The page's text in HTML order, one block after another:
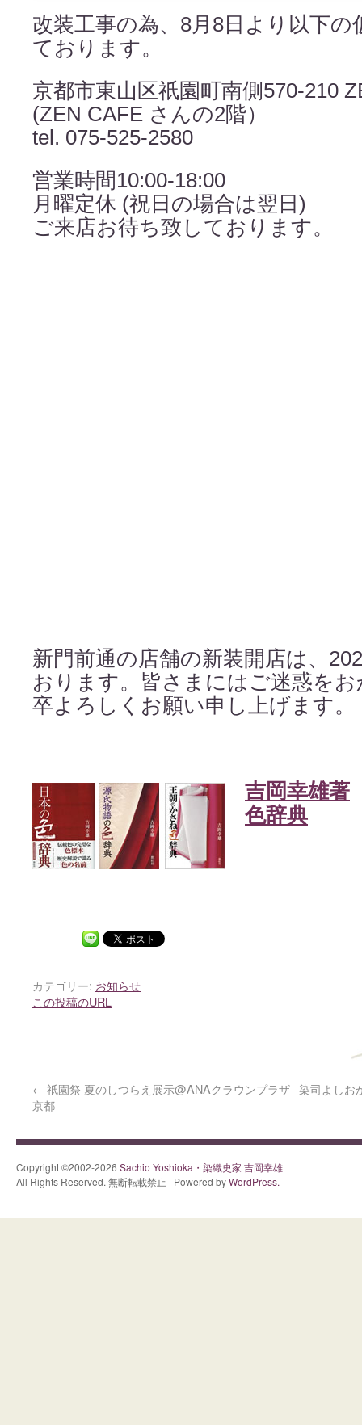
改装工事の為、8月8日より以下の
ております。
京都市東山区祇園町南側570-210
(ZEN CAFE さんの2階）
tel. 075-525-2580
営業時間10:00-18:00
月曜定休 (祝日の場合は翌日)
ご来店お待ち致しております。
新門前通の店舗の新装開店は、
おります。皆さまにはご迷惑を
卒よろしくお願い申し上げます。
吉岡幸雄著
色辞典
カテゴリー: お知らせ
この投稿のURL
← 祇園祭 夏のしつらえ展示@ANAクラウンプラザ
京都
染司よしお
Copyright ©2002-2026 Sachio Yoshioka・染織史家 吉岡幸雄
All Rights Reserved. 無断転載禁止 | Powered byWordPress.